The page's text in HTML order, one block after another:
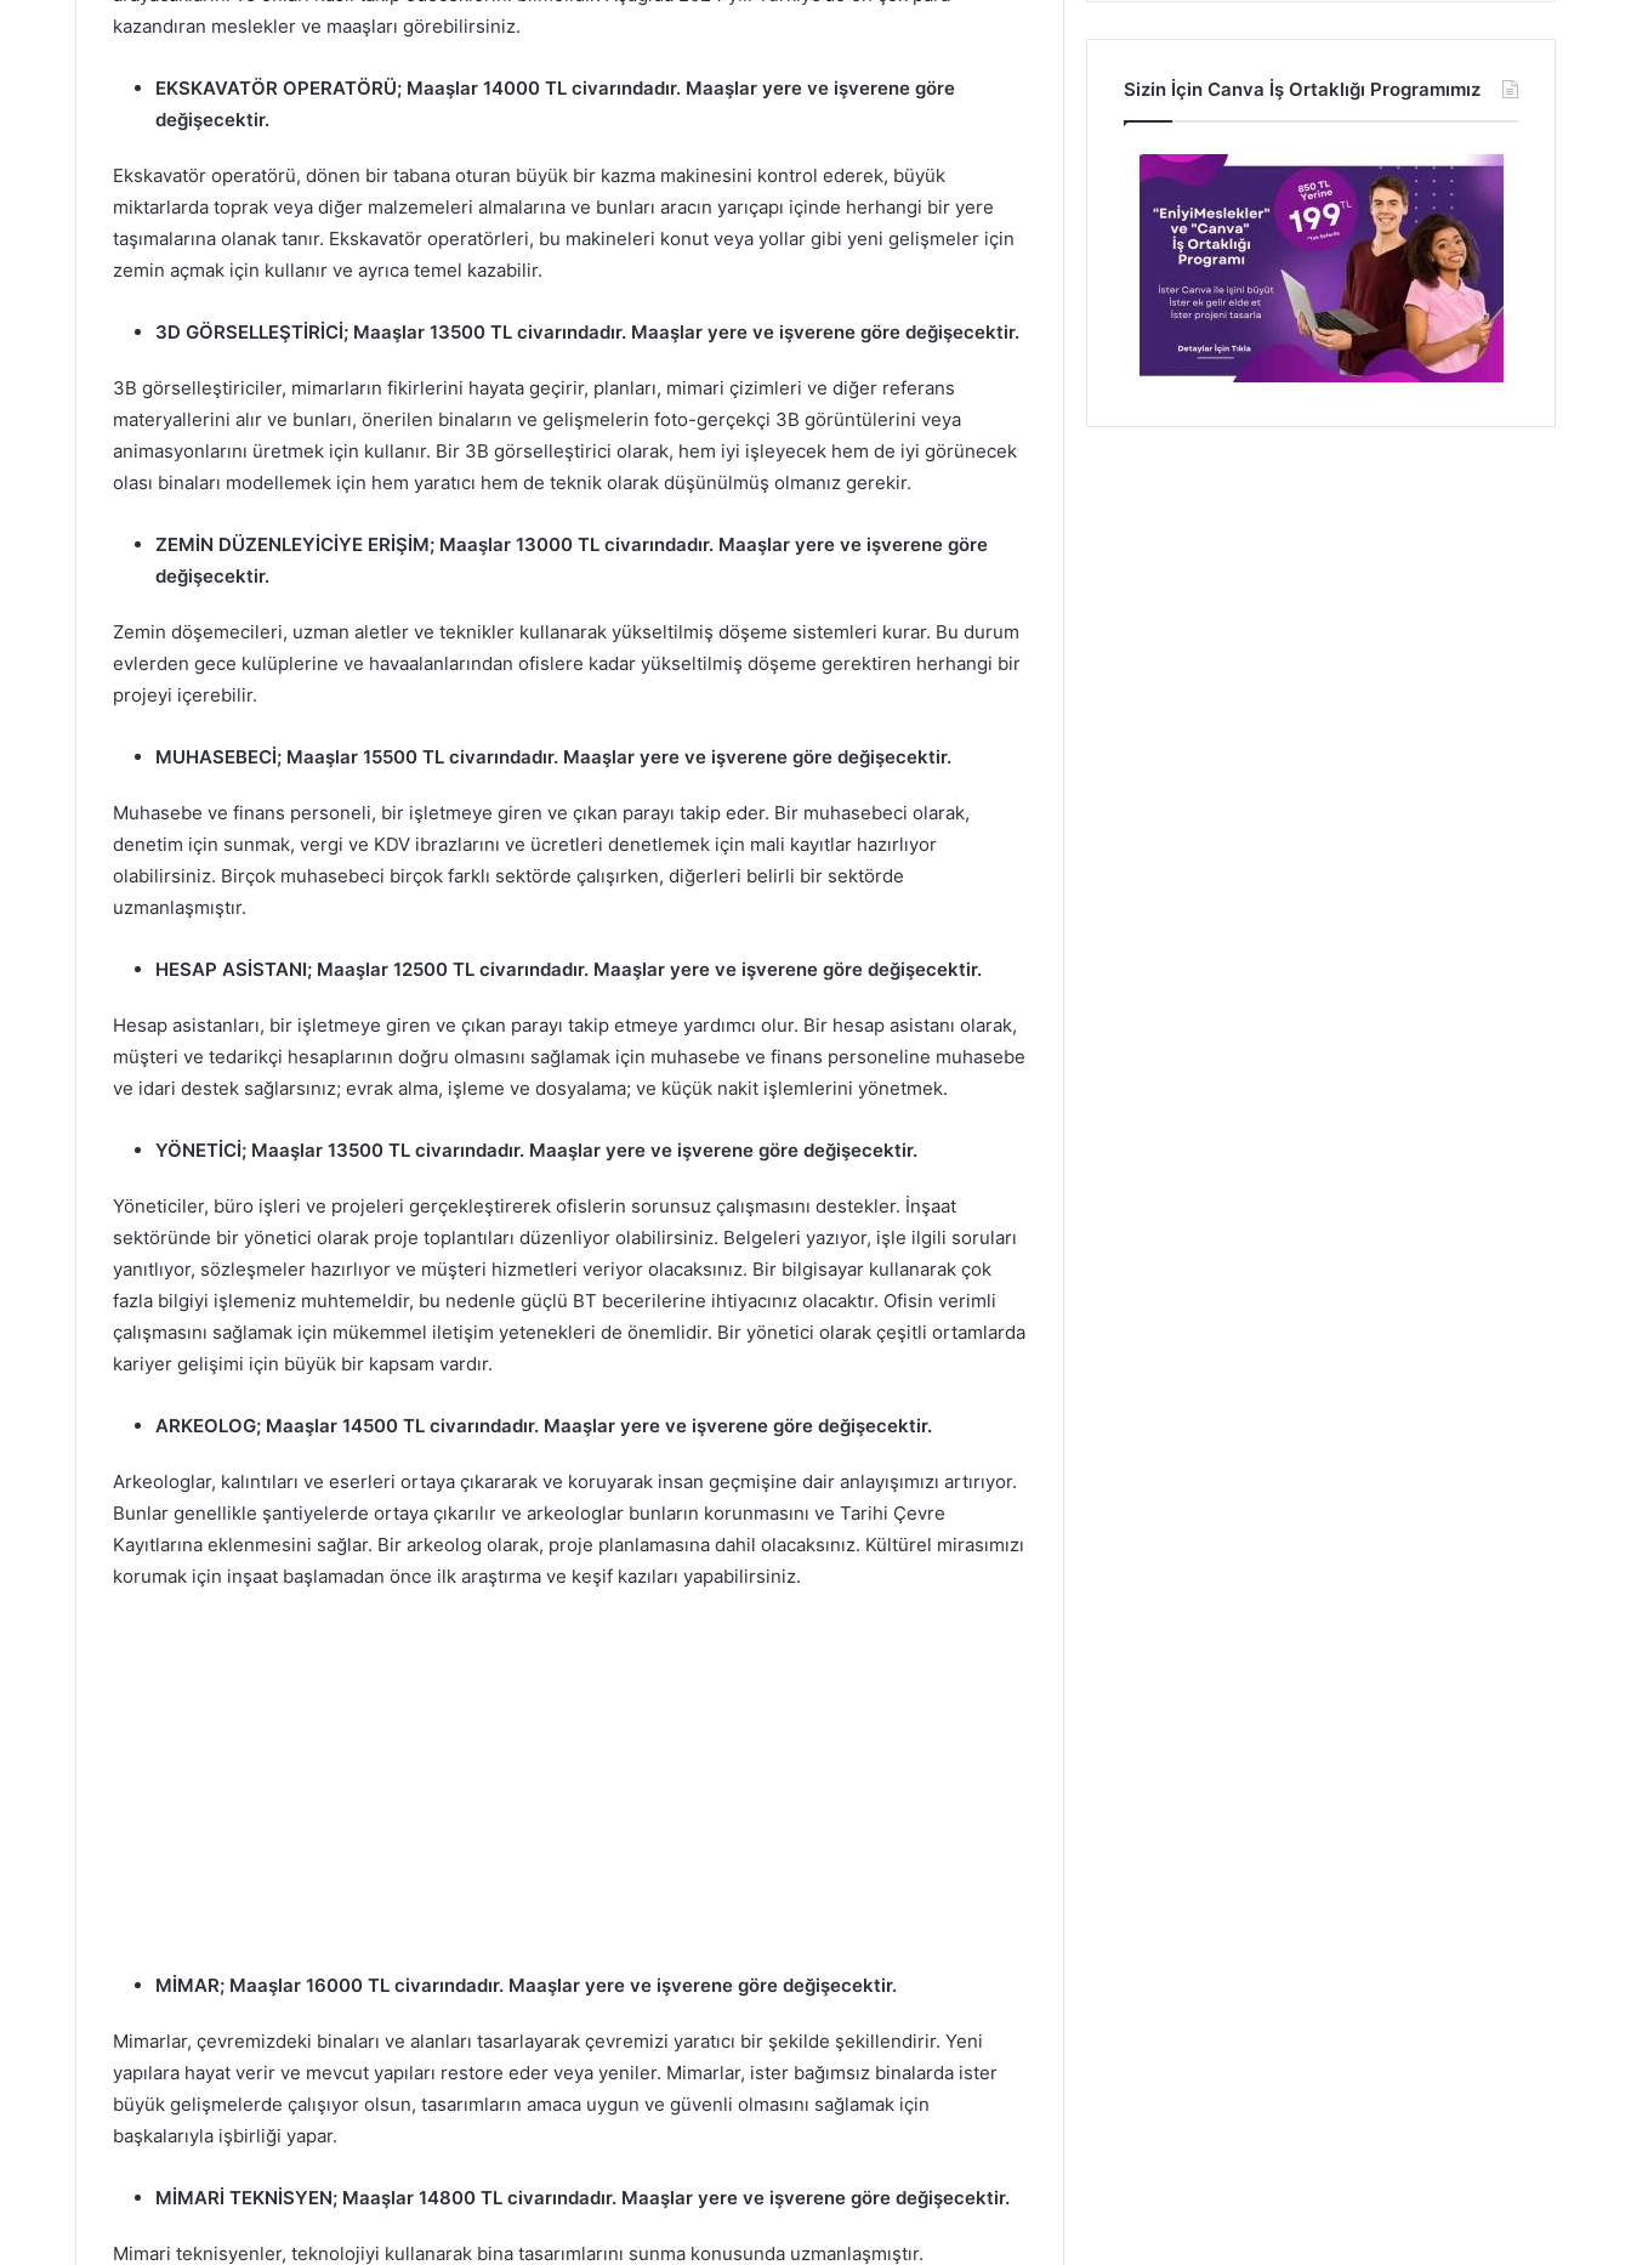
kazandıran meslekler ve maaşları görebilirsiniz.
EKSKAVATÖR OPERATÖRÜ; Maaşlar 14000 TL civarındadır. Maaşlar yere ve işverene göre
değişecektir.
Ekskavatör operatörü, dönen bir tabana oturan büyük bir kazma makinesini kontrol ederek, büyük
miktarlarda toprak veya diğer malzemeleri almalarına ve bunları aracın yarıçapı içinde herhangi bir yere
taşımalarına olanak tanır. Ekskavatör operatörleri, bu makineleri konut veya yollar gibi yeni gelişmeler için
zemin açmak için kullanır ve ayrıca temel kazabilir.
3D GÖRSELLEŞTİRİCİ; Maaşlar 13500 TL civarındadır. Maaşlar yere ve işverene göre değişecektir.
3B görselleştiriciler, mimarların fikirlerini hayata geçirir, planları, mimari çizimleri ve diğer referans
materyallerini alır ve bunları, önerilen binaların ve gelişmelerin foto-gerçekçi 3B görüntülerini veya
animasyonlarını üretmek için kullanır. Bir 3B görselleştirici olarak, hem iyi işleyecek hem de iyi görünecek
olası binaları modellemek için hem yaratıcı hem de teknik olarak düşünülmüş olmanız gerekir.
ZEMİN DÜZENLEYİCİYE ERİŞİM; Maaşlar 13000 TL civarındadır. Maaşlar yere ve işverene göre
değişecektir.
Zemin döşemecileri, uzman aletler ve teknikler kullanarak yükseltilmiş döşeme sistemleri kurar. Bu durum
evlerden gece kulüplerine ve havaalanlarından ofislere kadar yükseltilmiş döşeme gerektiren herhangi bir
projeyi içerebilir.
MUHASEBECİ; Maaşlar 15500 TL civarındadır. Maaşlar yere ve işverene göre değişecektir.
Muhasebe ve finans personeli, bir işletmeye giren ve çıkan parayı takip eder. Bir muhasebeci olarak,
denetim için sunmak, vergi ve KDV ibrazlarını ve ücretleri denetlemek için mali kayıtlar hazırlıyor
olabilirsiniz. Birçok muhasebeci birçok farklı sektörde çalışırken, diğerleri belirli bir sektörde
uzmanlaşmıştır.
HESAP ASİSTANI; Maaşlar 12500 TL civarındadır. Maaşlar yere ve işverene göre değişecektir.
Hesap asistanları, bir işletmeye giren ve çıkan parayı takip etmeye yardımcı olur. Bir hesap asistanı olarak,
müşteri ve tedarikçi hesaplarının doğru olmasını sağlamak için muhasebe ve finans personeline muhasebe
ve idari destek sağlarsınız; evrak alma, işleme ve dosyalama; ve küçük nakit işlemlerini yönetmek.
YÖNETİCİ; Maaşlar 13500 TL civarındadır. Maaşlar yere ve işverene göre değişecektir.
Yöneticiler, büro işleri ve projeleri gerçekleştirerek ofislerin sorunsuz çalışmasını destekler. İnşaat
sektöründe bir yönetici olarak proje toplantıları düzenliyor olabilirsiniz. Belgeleri yazıyor, işle ilgili soruları
yanıtlıyor, sözleşmeler hazırlıyor ve müşteri hizmetleri veriyor olacaksınız. Bir bilgisayar kullanarak çok
fazla bilgiyi işlemeniz muhtemeldir, bu nedenle güçlü BT becerilerine ihtiyacınız olacaktır. Ofisin verimli
çalışmasını sağlamak için mükemmel iletişim yetenekleri de önemlidir. Bir yönetici olarak çeşitli ortamlarda
kariyer gelişimi için büyük bir kapsam vardır.
ARKEOLOG; Maaşlar 14500 TL civarındadır. Maaşlar yere ve işverene göre değişecektir.
Arkeologlar, kalıntıları ve eserleri ortaya çıkararak ve koruyarak insan geçmişine dair anlayışımızı artırıyor.
Bunlar genellikle şantiyelerde ortaya çıkarılır ve arkeologlar bunların korunmasını ve Tarihi Çevre
Kayıtlarına eklenmesini sağlar. Bir arkeolog olarak, proje planlamasına dahil olacaksınız. Kültürel mirasımızı
korumak için inşaat başlamadan önce ilk araştırma ve keşif kazıları yapabilirsiniz.
MİMAR; Maaşlar 16000 TL civarındadır. Maaşlar yere ve işverene göre değişecektir.
Mimarlar, çevremizdeki binaları ve alanları tasarlayarak çevremizi yaratıcı bir şekilde şekillendirir. Yeni
yapılara hayat verir ve mevcut yapıları restore eder veya yeniler. Mimarlar, ister bağımsız binalarda ister
büyük gelişmelerde çalışıyor olsun, tasarımların amaca uygun ve güvenli olmasını sağlamak için
başkalarıyla işbirliği yapar.
MİMARİ TEKNİSYEN; Maaşlar 14800 TL civarındadır. Maaşlar yere ve işverene göre değişecektir.
Mimari teknisyenler, teknolojiyi kullanarak bina tasarımlarını sunma konusunda uzmanlaşmıştır.
Sizin İçin Canva İş Ortaklığı Programımız